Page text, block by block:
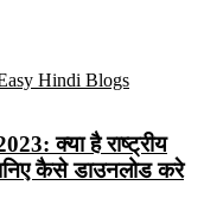
क्या है राष्ट्रीय
कैसे डाउनलोड करे